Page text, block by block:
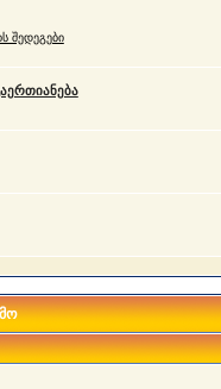
შედეგები